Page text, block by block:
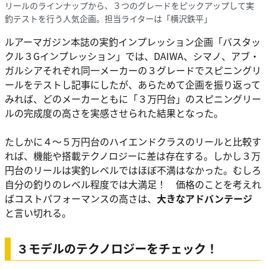
リールのラインナップから、３つのグレードをピックアップして実
釣テストを行う人気企画。担当ライターは「横沢鉄平」
ルアーマガジン本誌の実釣インプレッション企画「バスタッ
クル３Gインプレッション」では、DAIWA、シマノ、アブ・
ガルシアそれぞれ同一メーカーの３グレードでスピニングリ
ールをテストし記事にしたが、あらためて企画を振り返って
みれば、どのメーカーともに「３万円台」のスピニングリー
ルの完成度の高さを実感させられた結果となった。
たしかに４〜５万円台のハイエンドクラスのリールと比較す
れば、機能や搭載テクノロジーに差は存在する。しかし３万
円台のリールは実釣レベルではほぼ不満はなかった。むしろ
自分の釣りのレベル程度では大満足！ 価格のことを考えれ
ばコストパフォーマンスの高さは、 大きなアドバンテージ
と言い切れる。
３モデルのテクノロジーをチェック！